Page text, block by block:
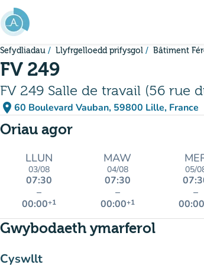
Mynd i'r prif gynnwys
Sefydliadau Llyfrgelloedd prifysgol Bâtiment
FV 249
FV 249 Salle de travail (56 rue
place 60 Boulevard Vauban, 59800 Lille, France
(agor yn Google Maps)
(tab newydd)
Oriau agor
LLUN
03/08
07:30
–
00:00+1
MAW
04/08
07:30
–
00:00+1
05/
–
Gwybodaeth ymarferol
Cyswllt